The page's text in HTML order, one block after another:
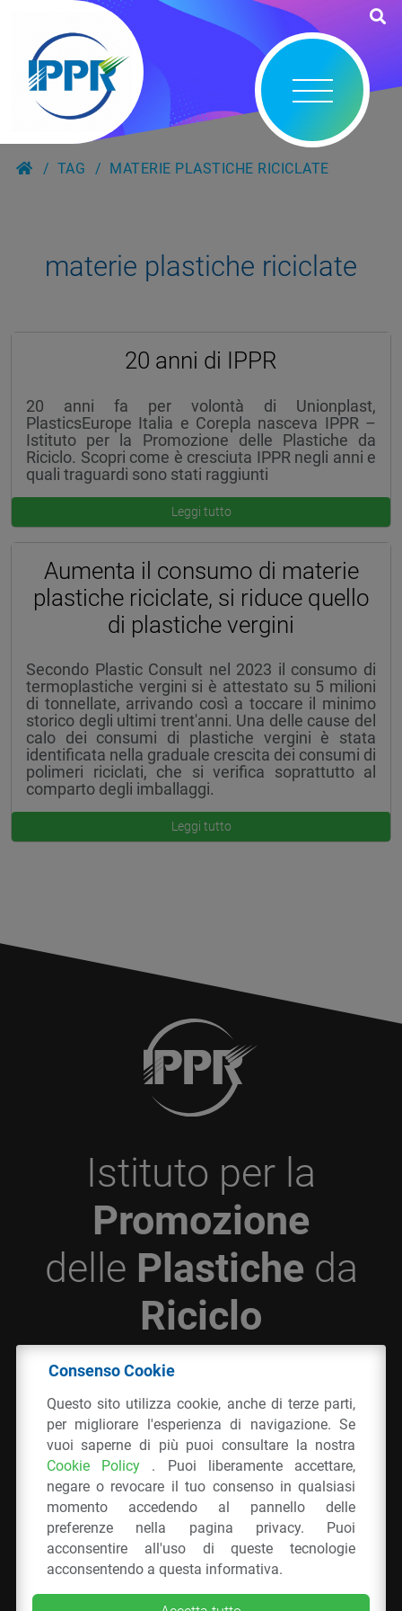
TAG MATERIE PLASTICHE RICICLATE
materie plastiche riciclate
20 anni di IPPR
20 anni fa per volontà di Unionplast,
PlasticsEurope Italia e Corepla nasceva IPPR –
Istituto per la Promozione delle Plastiche da
Riciclo. Scopri come è cresciuta IPPR negli anni e
quali traguardi sono stati raggiunti
Leggi tutto
Aumenta il consumo di materie
plastiche riciclate, si riduce quello
di plastiche vergini
Secondo Plastic Consult nel 2023 il consumo di
termoplastiche vergini si è attestato su 5 milioni
di tonnellate, arrivando così a toccare il minimo
storico degli ultimi trent'anni. Una delle cause del
calo dei consumi di plastiche vergini è stata
identificata nella graduale crescita dei consumi di
polimeri riciclati, che si verifica soprattutto al
comparto degli imballaggi.
Leggi tutto
Istituto per la
Promozione
delle Plastiche da
Riciclo
Plastiche da Riciclo
C.F. 97381090154
Via San Vittore 36 20123Milano (MI)
Tel.: 02 43928225.
Tutti i diritti riservati Privacy Policy &Cookie
Consenso Cookie
Questo sito utilizza cookie, anche di terze parti,
per migliorare l'esperienza di navigazione. Se
vuoi saperne di più puoi consultare la nostra
Cookie Policy . Puoi liberamente accettare,
negare o revocare il tuo consenso in qualsiasi
momento accedendo al pannello delle
preferenze nella pagina privacy. Puoi
acconsentire all'uso di queste tecnologie
acconsentendo a questa informativa.